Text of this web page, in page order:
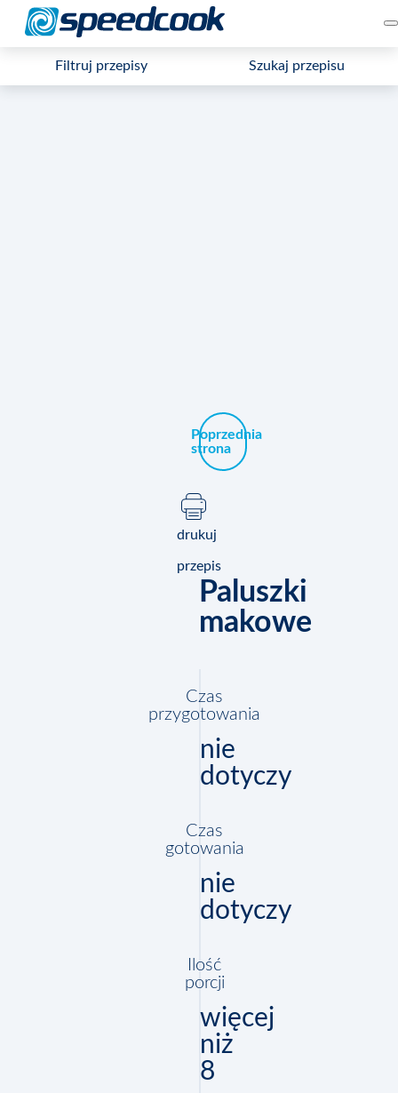
Filtruj przepisy Szukaj przepisu
Poprzednia
strona
drukuj
przepis
Paluszki
makowe
Czas
przygotowania
nie
dotyczy
Czas
gotowania
nie
dotyczy
Ilość
porcji
więcej
niż
8